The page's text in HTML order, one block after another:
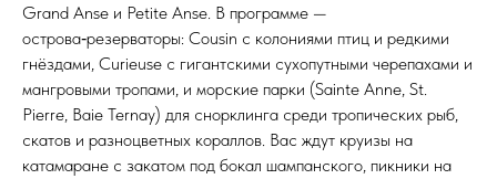
Grand Anse и Petite Anse. В программе —
острова‑резерваторы: Cousin с колониями птиц и редкими
гнёздами, Curieuse с гигантскими сухопутными черепахами и
мангровыми тропами, и морские парки (Sainte Anne, St.
Pierre, Baie Ternay) для снорклинга среди тропических рыб,
скатов и разноцветных кораллов. Вас ждут круизы на
катамаране с закатом под бокал шампанского, пикники на